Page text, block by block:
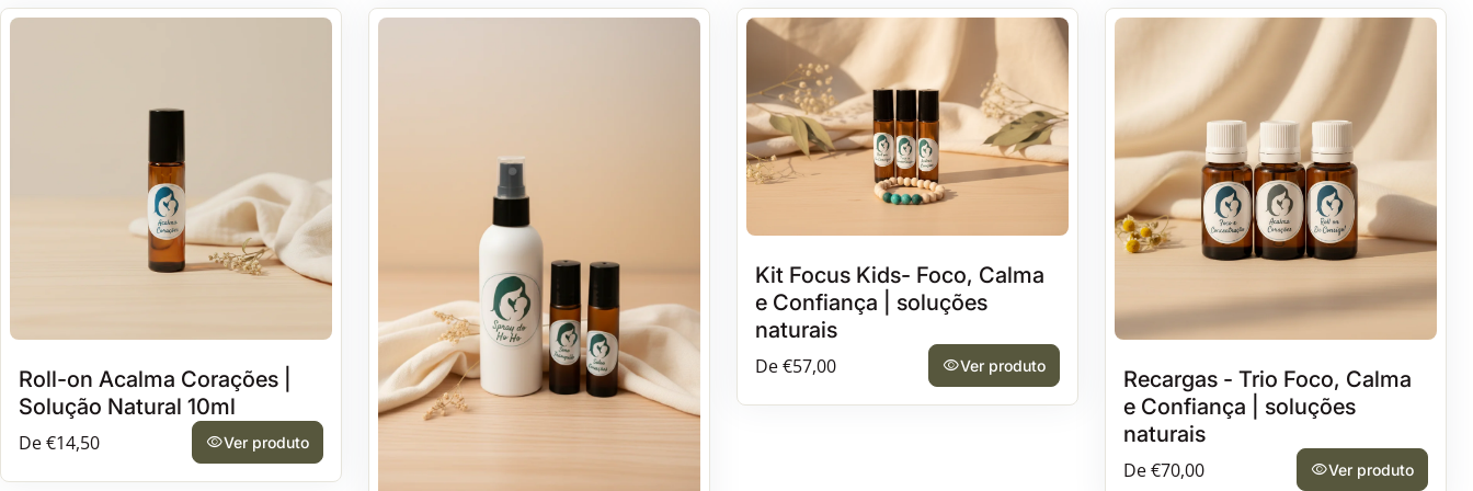
Roll-on Acalma Corações |
Solução Natural 10ml
Preço normal
De €14,50 visibilityVer produto
Kit Focus Kids- Foco, Calma
e Confiança | soluções
naturais
Preço normal
De €57,00 visibilityVer produto
Recargas - Trio Foco, Calma
e Confiança | soluções
naturais
Preço normal
De €70,00 visibilityVer produto